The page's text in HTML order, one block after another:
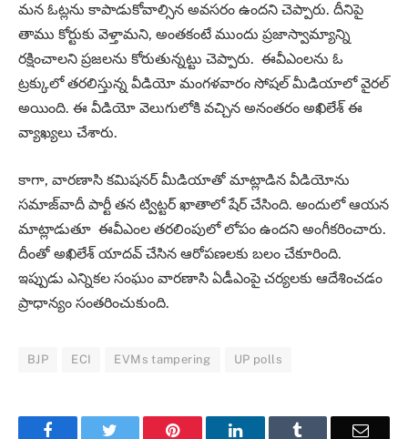
మన ఓట్లను కాపాడుకోవాల్సిన అవసరం ఉందని చెప్పారు. దీనిపై
తాము కోర్టుకు వెళ్తామని, అంతకంటే ముందు ప్రజాస్వామ్యాన్ని
రక్షించాలని ప్రజలను కోరుతున్నట్టు చెప్పారు. ఈవీఎంలను ఓ
ట్రక్కులో తరలిస్తున్న వీడియో మంగళవారం సోషల్ మీడియాలో వైరల్
అయింది. ఈ వీడియో వెలుగులోకి వచ్చిన అనంతరం అఖిలేశ్ ఈ
వ్యాఖ్యలు చేశారు.
కాగా, వారణాసి కమిషనర్ మీడియాతో మాట్లాడిన వీడియోను
సమాజ్‌వాదీ పార్టీ తన ట్విట్టర్ ఖాతాలో షేర్ చేసింది. అందులో ఆయన
మాట్లాడుతూ ఈవీఎంల తరలింపులో లోపం ఉందని అంగీకరించారు.
దీంతో అఖిలేశ్ యాదవ్ చేసిన ఆరోపణలకు బలం చేకూరింది.
ఇప్పుడు ఎన్నికల సంఘం వారణాసి ఏడీఎంపై చర్యలకు ఆదేశించడం
ప్రాధాన్యం సంతరించుకుంది.
BJP ECI EVMs tampering UP polls
Facebook Pinterest LinkedIn Email